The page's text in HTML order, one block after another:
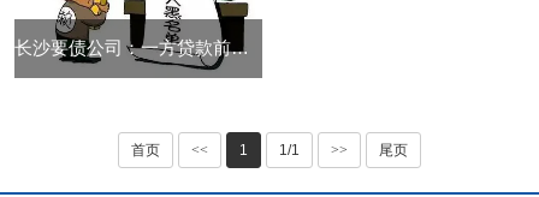
长沙要债公司：一方贷款前怎么做离婚后不承担债务
首页 << 1 1/1 >> 尾页